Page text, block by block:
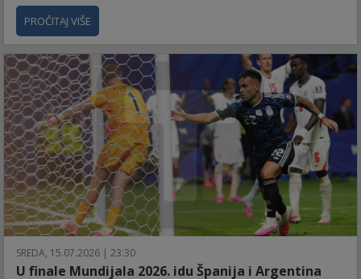
PROČITAJ VIŠE
SREDA, 15.07.2026 | 23:30
U finale Mundijala 2026. idu Španija i Argentina